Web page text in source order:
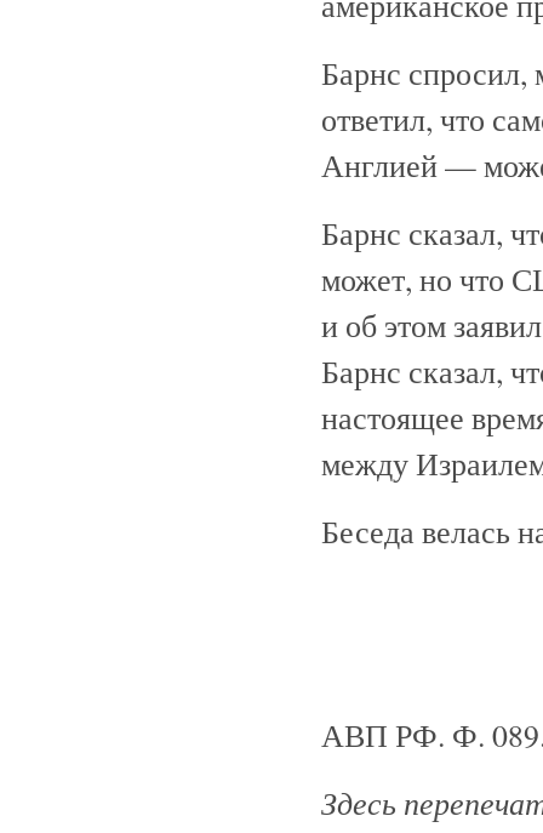
Барнс спросил,
ответил, что
Англией —
Барнс сказал,
может, но что
и об этом
Барнс сказал,
настоящее
между
Беседа велась
АВП РФ. Ф.
Здесь